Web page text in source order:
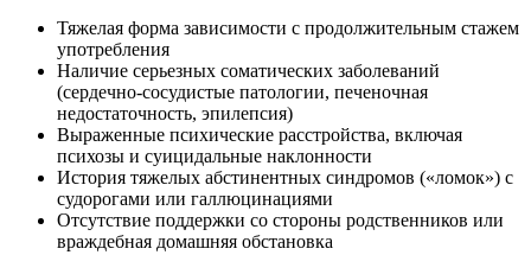
Тяжелая форма зависимости с продолжительным стажем
употребления
Наличие серьезных соматических заболеваний
(сердечно-сосудистые патологии, печеночная
недостаточность, эпилепсия)
Выраженные психические расстройства, включая
психозы и суицидальные наклонности
История тяжелых абстинентных синдромов («ломок») с
судорогами или галлюцинациями
Отсутствие поддержки со стороны родственников или
враждебная домашняя обстановка